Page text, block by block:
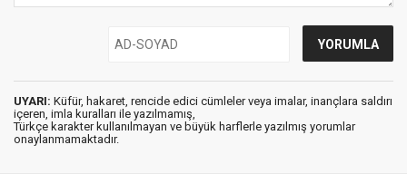
UYARI: Küfür, hakaret, rencide edici cümleler veya imalar, inançlara saldırı
içeren, imla kuralları ile yazılmamış,
Türkçe karakter kullanılmayan ve büyük harflerle yazılmış yorumlar
onaylanmamaktadır.